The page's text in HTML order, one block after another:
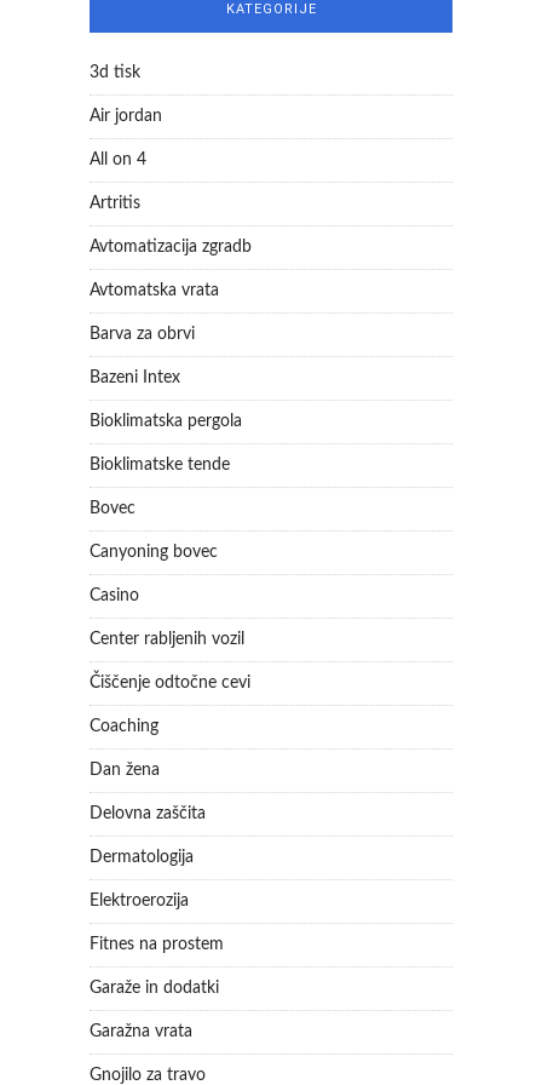
KATEGORIJE
3d tisk
Air jordan
All on 4
Artritis
Avtomatizacija zgradb
Avtomatska vrata
Barva za obrvi
Bazeni Intex
Bioklimatska pergola
Bioklimatske tende
Bovec
Canyoning bovec
Casino
Center rabljenih vozil
Čiščenje odtočne cevi
Coaching
Dan žena
Delovna zaščita
Dermatologija
Elektroerozija
Fitnes na prostem
Garaže in dodatki
Garažna vrata
Gnojilo za travo